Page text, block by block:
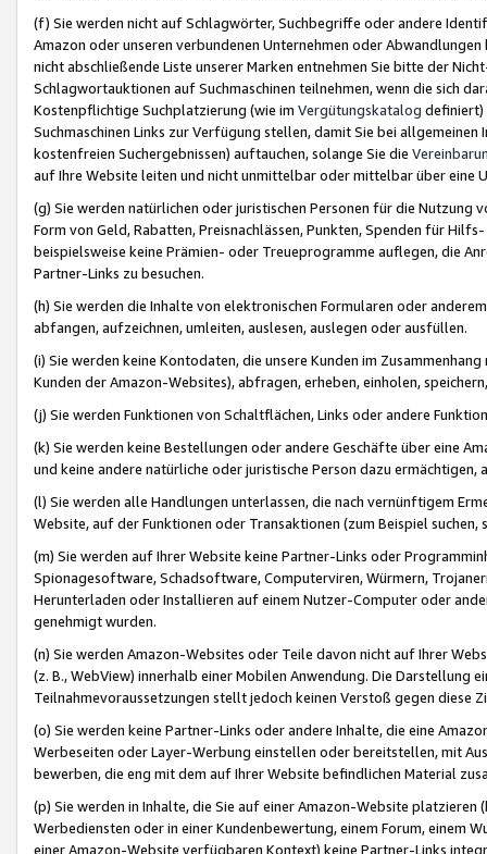
(f) Sie werden nicht auf Schlagwörter, Suchbegriffe oder andere
Amazon oder unseren verbundenen Unternehmen oder
nicht abschließende Liste unserer Marken entnehmen Sie bitte der
Schlagwortauktionen auf Suchmaschinen teilnehmen, wenn die sich
Kostenpflichtige Suchplatzierung (wie im Vergütungskatalog definiert)
Suchmaschinen Links zur Verfügung stellen, damit Sie bei
kostenfreien Suchergebnissen) auftauchen, solange Sie die
auf Ihre Website leiten und nicht unmittelbar oder mittelbar über eine
(g) Sie werden natürlichen oder juristischen Personen für die Nutzung
Form von Geld, Rabatten, Preisnachlässen, Punkten, Spenden für
beispielsweise keine Prämien- oder Treueprogramme auflegen, die
Partner-Links zu besuchen.
(h) Sie werden die Inhalte von elektronischen Formularen oder
abfangen, aufzeichnen, umleiten, auslesen, auslegen oder ausfüllen.
(i) Sie werden keine Kontodaten, die unsere Kunden im
Kunden der Amazon-Websites), abfragen, erheben, einholen,
(j) Sie werden Funktionen von Schaltflächen, Links oder andere
(k) Sie werden keine Bestellungen oder andere Geschäfte über eine
und keine andere natürliche oder juristische Person dazu
(l) Sie werden alle Handlungen unterlassen, die nach vernünftigem
Website, auf der Funktionen oder Transaktionen (zum Beispiel
(m) Sie werden auf Ihrer Website keine Partner-Links oder
Spionagesoftware, Schadsoftware, Computerviren, Würmern,
Herunterladen oder Installieren auf einem Nutzer-Computer oder
genehmigt wurden.
(n) Sie werden Amazon-Websites oder Teile davon nicht auf Ihrer
(z. B., WebView) innerhalb einer Mobilen Anwendung. Die Darstellung
Teilnahmevoraussetzungen stellt jedoch keinen Verstoß gegen diese
(o) Sie werden keine Partner-Links oder andere Inhalte, die eine
Werbeseiten oder Layer-Werbung einstellen oder bereitstellen, mit
bewerben, die eng mit dem auf Ihrer Website befindlichen Material
(p) Sie werden in Inhalte, die Sie auf einer Amazon-Website
Werbediensten oder in einer Kundenbewertung, einem Forum, einem
einer Amazon-Website verfügbaren Kontext) keine Partner-Links